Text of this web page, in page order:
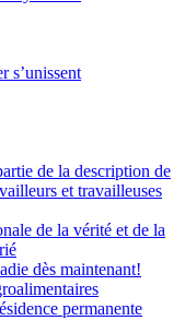
s’unissent
de la description de
et travailleuses
de la vérité et de la
dès maintenant!
permanente